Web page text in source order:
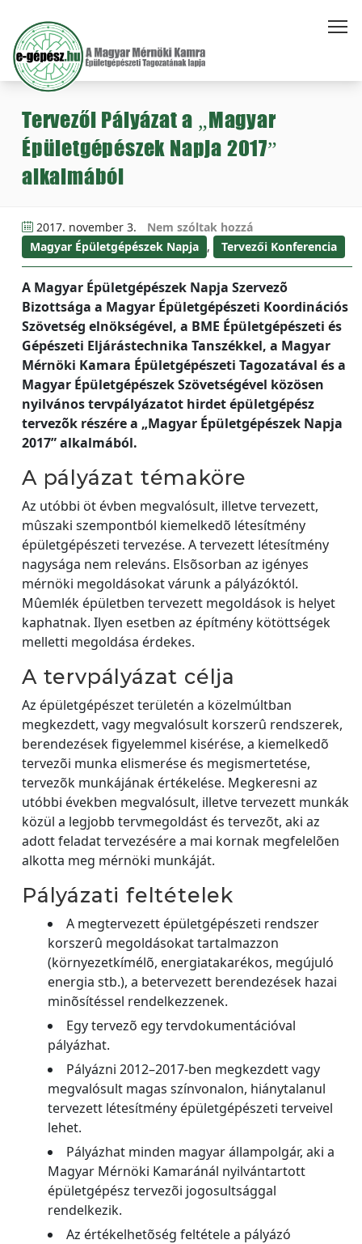
Tervezői Pályázat a „Magyar
Épületgépészek Napja 2017”
alkalmából
2017. november 3.
Nem szóltak hozzá
Magyar Épületgépészek Napja , Tervezői Konferencia
A Magyar Épületgépészek Napja Szervezõ
Bizottsága a Magyar Épületgépészeti Koordinációs
Szövetség elnökségével, a BME Épületgépészeti és
Gépészeti Eljárástechnika Tanszékkel, a Magyar
Mérnöki Kamara Épületgépészeti Tagozatával és a
Magyar Épületgépészek Szövetségével közösen
nyilvános tervpályázatot hirdet épületgépész
tervezõk részére a „Magyar Épületgépészek Napja
2017” alkalmából.
A pályázat témaköre
Az utóbbi öt évben megvalósult, illetve tervezett,
mûszaki szempontból kiemelkedõ létesítmény
épületgépészeti tervezése. A tervezett létesítmény
nagysága nem releváns. Elsõsorban az igényes
mérnöki megoldásokat várunk a pályázóktól.
Mûemlék épületben tervezett megoldások is helyet
kaphatnak. Ilyen esetben az építmény kötöttségek
melletti megoldása érdekes.
A tervpályázat célja
Az épületgépészet területén a közelmúltban
megkezdett, vagy megvalósult korszerû rendszerek,
berendezések figyelemmel kisérése, a kiemelkedõ
tervezõi munka elismerése és megismertetése,
tervezõk munkájának értékelése. Megkeresni az
utóbbi években megvalósult, illetve tervezett munkák
közül a legjobb tervmegoldást és tervezõt, aki az
adott feladat tervezésére a mai kornak megfelelõen
alkotta meg mérnöki munkáját.
Pályázati feltételek
A megtervezett épületgépészeti rendszer
korszerû megoldásokat tartalmazzon
(környezetkímélõ, energiatakarékos, megújuló
energia stb.), a betervezett berendezések hazai
minõsítéssel rendelkezzenek.
Egy tervezõ egy tervdokumentációval
pályázhat.
Pályázni 2012–2017-ben megkezdett vagy
megvalósult magas színvonalon, hiánytalanul
tervezett létesítmény épületgépészeti terveivel
lehet.
Pályázhat minden magyar állampolgár, aki a
Magyar Mérnöki Kamaránál nyilvántartott
épületgépész tervezõi jogosultsággal
rendelkezik.
Az értékelhetõség feltétele a pályázó